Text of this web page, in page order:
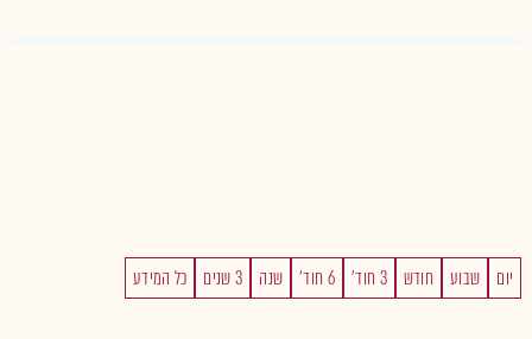
יום שבוע חודש 3 חוד' 6 חוד' שנה 3 שנים כל המידע